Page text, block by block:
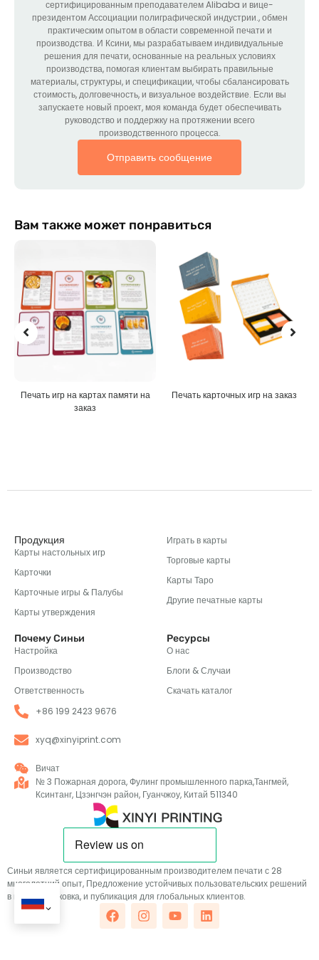
сертифицированным преподавателем Alibaba и вице-
президентом Ассоциации полиграфической индустрии., обмен
практическим опытом в области современной печати и
производства. И Ксини, мы разрабатываем индивидуальные
решения для печати, основанные на реальных условиях
производства, помогая клиентам выбирать правильные
материалы, структуры, и спецификации, чтобы сбалансировать
стоимость, долговечность, и визуальное воздействие. Если вы
запускаете новый проект, моя команда будет обеспечивать
руководство и поддержку на протяжении всего
производственного процесса.
Отправить сообщение
Вам также может понравиться
Печать карточных игр на заказ Пользовательские головоломки
многолетний опыт, Предложение устойчивых пользовательских решений
в картах, упаковка, и публикация для глобальных клиентов.
Карты настольных игр
Карточки
Карточные игры & Палубы
Карты утверждения
Торговые карты
Карты Таро
Другие печатные карты
Настройка
Производство
Ответственность
О нас
Блоги & Случаи
Скачать каталог
№ 3 Пожарная дорога, Фулинг промышленного парка,Тангмей,
Ксинтанг, Цзэнгчэн район, Гуанчжоу, Китай 511340